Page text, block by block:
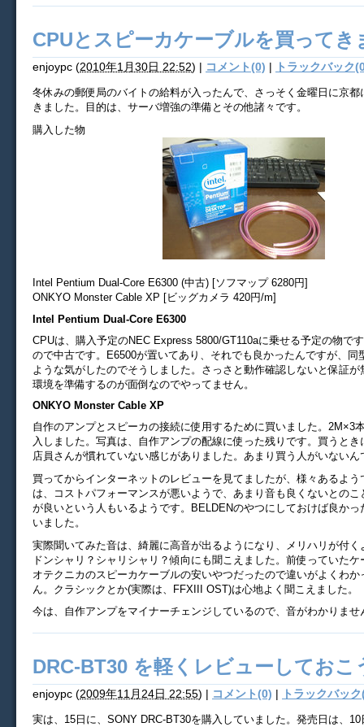
CPUとスピーカケーブルを買ってき
enjoypc (2010年1月30日 22:52) | コメント(0) | トラックバック
冬休みの郵便局のバイトの給料が入ったんで、さっそく金曜日に京都
きました。目的は、サーバ増強の準備とその他諸々です。
購入した物
Intel Pentium Dual-Core E6300 (中古) [ソフマップ 6280円]
ONKYO Monster Cable XP [ビッグカメラ 420円/m]
Intel Pentium Dual-Core E6300
CPUは、購入予定のNEC Express 5800/GT110aに乗せる予定の物で
ので中古です。E6500が置いてあり、それでも良かったんですが、同
ような気がしたのでそうしました。さっさと動作確認しないと保証
環境を準備するのが面倒なのでやってません。
ONKYO Monster Cable XP
自作のアンプとスピーカの接続に使用するために買いました。2M×3
入しました。写真は、自作アンプの配線に使った残りです。買うと
店員さんが慣れていない感じがありました。あまり買う人がいないん
買ってからインターネットのレビューを見てましたが、様々あるよ
は、コストパフォーマンスが悪いようで、あまり音も良くないとの
が良いという人もいるようです。BELDENのやつにしておけば良かっ
いました。
実際聞いてみた音は、綺麗に高音が出るようになり、メリハリが付く
ドンシャリ？シャリシャリ？傾向にも聞こえました。前使っていた
オテクニカのスピーカケーブルの安いやつだったので違いがよくわ
ん。クラシックとか(実際は、FFXIII OST)は心地よく聞こえました。
今は、自作アンプをマイナーチェンジしているので、音がわかりませ
DRC-BT30 を軽くレビューしておこ
enjoypc (2009年11月24日 22:55) | コメント(0) | トラックバッ
実は、15日に、SONY DRC-BT30を購入していました。発売日は、